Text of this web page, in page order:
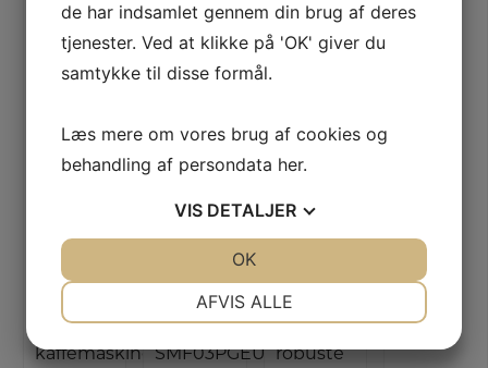
Smeg Kaffemaskine
Retro
kaffemaskine
Smeg Køkkenmaskine/Blå
SMF03PGEU
model
C6IPMBM2
til at give
både
og
køkken.
De
robuste
Smeg Køkkenmaskine
de har indsamlet gennem din brug af deres
tjenester. Ved at klikke på 'OK' giver du
samtykke til disse formål.
Læs mere om vores brug af cookies og
behandling af persondata her.
VIS DETALJER
AFVIS ALLE
OK